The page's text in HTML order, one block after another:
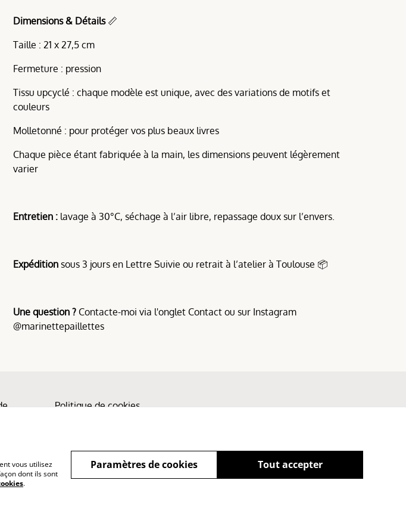
Dimensions & Détails 📏
Taille : 21 x 27,5 cm
Fermeture : pression
Tissu upcyclé : chaque modèle est unique, avec des variations de motifs et
couleurs
Molletonné : pour protéger vos plus beaux livres
Chaque pièce étant fabriquée à la main, les dimensions peuvent légèrement
varier
Entretien : lavage à 30°C, séchage à l’air libre, repassage doux sur l’envers.
Expédition sous 3 jours en Lettre Suivie ou retrait à l’atelier à Toulouse 📦
Une question ? Contacte-moi via l'onglet Contact ou sur Instagram
@marinettepaillettes
Politique de cookies
vous utilisez
dont ils sont
.
Tout accepter
Paramètres de cookies